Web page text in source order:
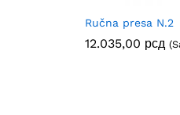
Ručna presa N.2
12.035,00 рсд